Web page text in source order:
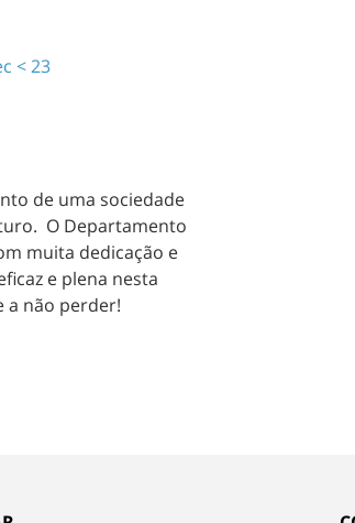
< 23
de uma sociedade
O Departamento
muita dedicação e
e plena nesta
a não perder!